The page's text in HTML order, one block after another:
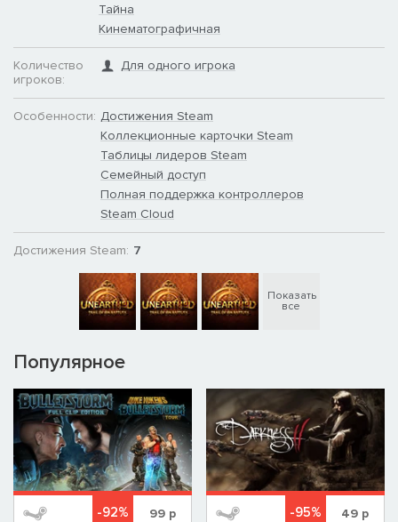
Тайна
Кинематографичная
Количество
игроков:
Для одного игрока
Особенности: Достижения Steam
Коллекционные карточки Steam
Таблицы лидеров Steam
Семейный доступ
Полная поддержка контроллеров
Steam Cloud
Достижения Steam: 7
Показать
все
Популярное
-92% 99р -95% 49 р